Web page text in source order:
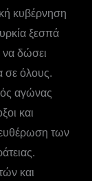
κυβέρνηση
ξεσπά
να δώσει
σε όλους.
αγώνας
και
των
και